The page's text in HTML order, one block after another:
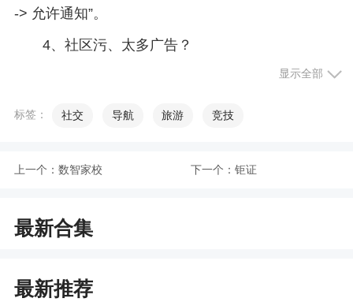
-> 允许通知”。
4、社区污、太多广告？
目前我们已经通过增加人力和完善系统的方式
谢谢。
1、卡拉ok、拓展专栏、电竞、相亲大众娱乐派
显示全部
标签： 社交 导航 旅游 竞技
上一个： 数智家校 下一个： 钜证
最新合集
最新推荐